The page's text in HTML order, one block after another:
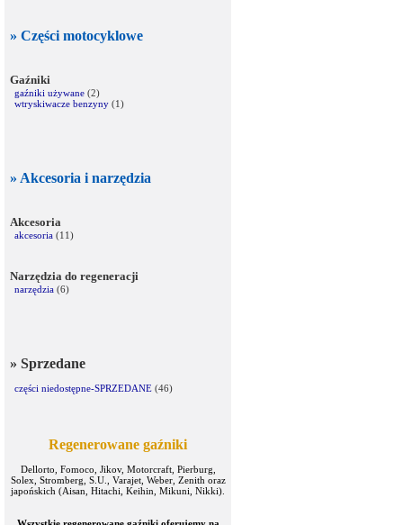
» Części motocyklowe
Gaźniki
gaźniki używane (2)
wtryskiwacze benzyny (1)
» Akcesoria i narzędzia
Akcesoria
akcesoria (11)
Narzędzia do regeneracji
narzędzia (6)
» Sprzedane
części niedostępne-SPRZEDANE (46)
Regenerowane gaźniki
Dellorto, Fomoco, Jikov, Motorcraft, Pierburg,
Solex, Stromberg, S.U., Varajet, Weber, Zenith oraz
japońskich (Aisan, Hitachi, Keihin, Mikuni, Nikki).